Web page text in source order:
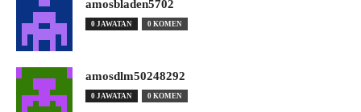
amosbladen5702
0 JAWATAN 0 KOMEN
amosdlm50248292
0 JAWATAN 0 KOMEN